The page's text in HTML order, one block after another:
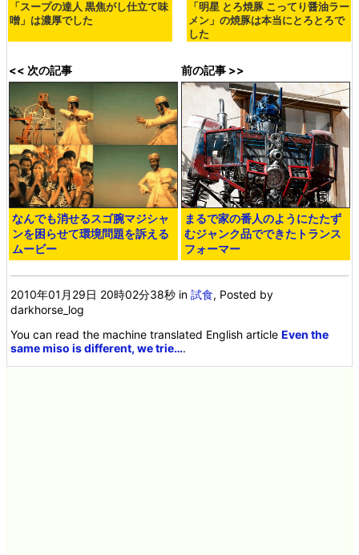
「スープの達人 黒焦がし仕立て味
噌」は濃厚でした
「明星 とろ焼豚 こってり醤油ラー
メン」の焼豚は本当にとろとろで
した
<< 次の記事
なんでも消せるスゴ腕マジシャ
ンを困らせて環境問題を訴える
ムービー
前の記事 >>
まるで家の番人のようにたたず
むジャンク品でできたトランス
フォーマー
2010年01月29日 20時02分38秒 in試食, Posted by
darkhorse_log
You can read the machine translated English articleEven the
same miso is different, we trie….